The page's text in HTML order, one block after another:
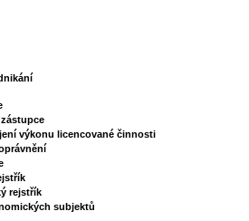
výkonu licencované činnosti
rejstřík
subjektů